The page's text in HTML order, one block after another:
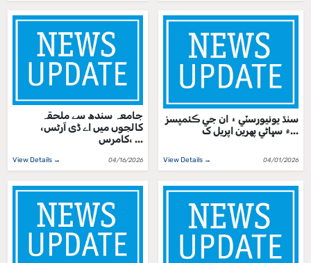
جامعہ سندھ سے ملحقہ
کالجوں میں اے ڈی آرٹس،
کامرس، ...
View Details → 04/16/2026
سنڌ يونيورسٽي ۽ ان جي ڪئمپسز
۾ سڀاڻي پھرين اپريل ک...
View Details → 04/01/2026